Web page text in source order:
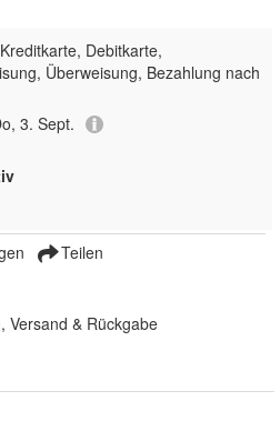
Debitkarte,
Überweisung, Bezahlung nach
3. Sept.
Teilen
Versand & Rückgabe